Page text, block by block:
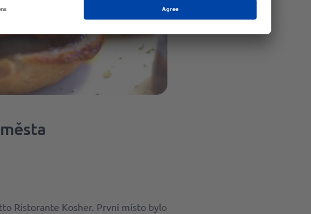
Ristorante Kosher. První místo bylo